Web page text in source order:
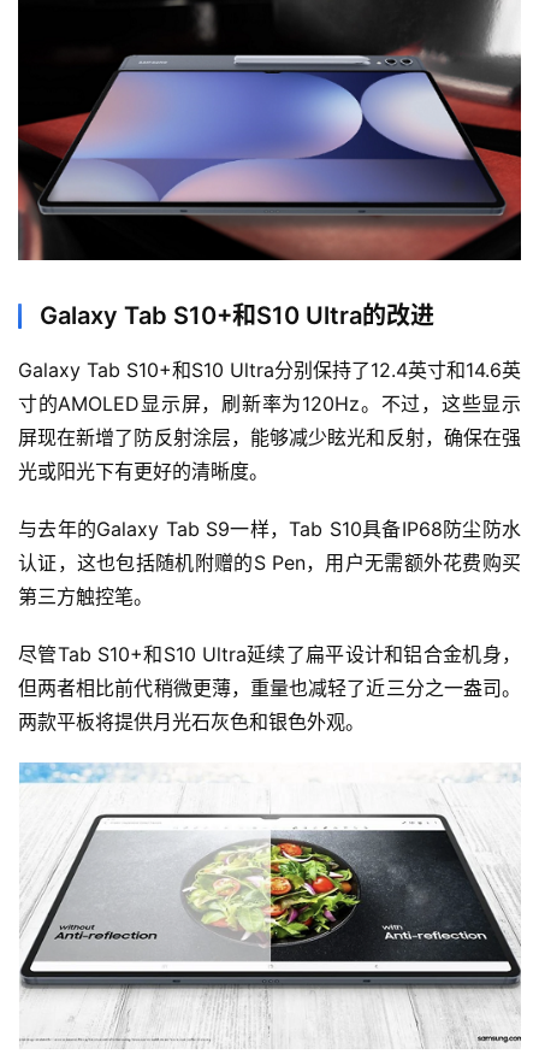
Galaxy Tab S10+和S10 Ultra的改进
Galaxy Tab S10+和S10 Ultra分别保持了12.4英寸和14.6英
寸的AMOLED显示屏，刷新率为120Hz。不过，这些显示
屏现在新增了防反射涂层，能够减少眩光和反射，确保在强
光或阳光下有更好的清晰度。
与去年的Galaxy Tab S9一样，Tab S10具备IP68防尘防水
认证，这也包括随机附赠的S Pen，用户无需额外花费购买
第三方触控笔。
尽管Tab S10+和S10 Ultra延续了扁平设计和铝合金机身，
但两者相比前代稍微更薄，重量也减轻了近三分之一盎司。
两款平板将提供月光石灰色和银色外观。